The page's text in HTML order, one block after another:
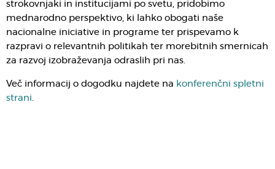
strokovnjaki in institucijami po svetu, pridobimo
mednarodno perspektivo, ki lahko obogati naše
nacionalne iniciative in programe ter prispevamo k
razpravi o relevantnih politikah ter morebitnih smernicah
za razvoj izobraževanja odraslih pri nas.
Več informacij o dogodku najdete na konferenčni spletni
strani